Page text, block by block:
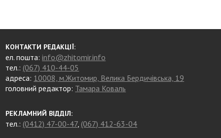
КОНТАКТИ РЕДАКЦІЇ:
ел. пошта:info@zhitomir.info
тел.: (067) 410-44-05
адреса: 10008, м.Житомир, Велика Бердичівська, 19
головний редактор: Тамара Коваль
РЕКЛАМНИЙ ВІДДІЛ:
тел.: (0412) 47-00-47, (067) 412-63-04